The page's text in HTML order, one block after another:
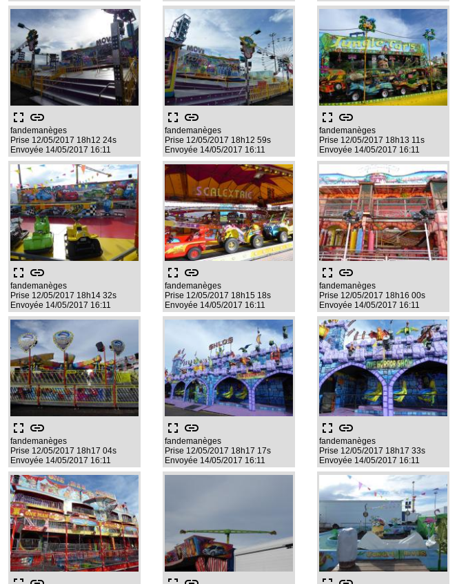
fullscreen link
fandemanèges
Prise 12/05/2017 18h12 24s
Envoyée 14/05/2017 16:11
fullscreen link
fandemanèges
Prise 12/05/2017 18h12 59s
Envoyée 14/05/2017 16:11
fullscreen link
fandemanèges
Prise 12/05/2017 18h13 11s
Envoyée 14/05/2017 16:11
fullscreen link
fandemanèges
Prise 12/05/2017 18h14 32s
Envoyée 14/05/2017 16:11
fullscreen link
fandemanèges
Prise 12/05/2017 18h15 18s
Envoyée 14/05/2017 16:11
fullscreen link
fandemanèges
Prise 12/05/2017 18h16 00s
Envoyée 14/05/2017 16:11
fullscreen link
fandemanèges
Prise 12/05/2017 18h17 04s
Envoyée 14/05/2017 16:11
fullscreen link
fandemanèges
Prise 12/05/2017 18h17 17s
Envoyée 14/05/2017 16:11
fullscreen link
fandemanèges
Prise 12/05/2017 18h17 33s
Envoyée 14/05/2017 16:11